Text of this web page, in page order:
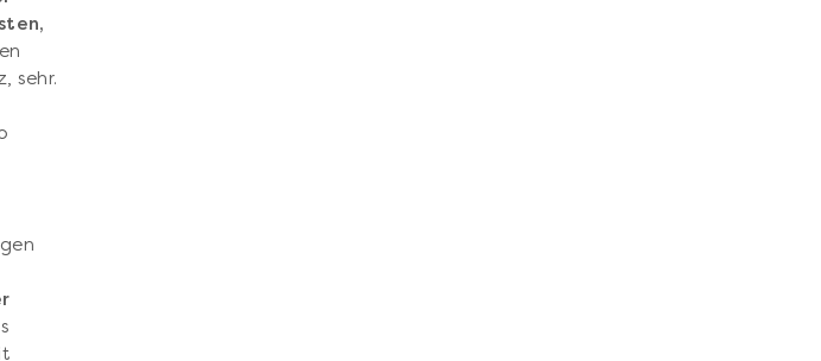
sehr.